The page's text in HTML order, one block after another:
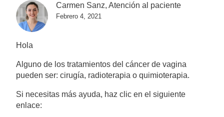
Carmen Sanz, Atención al paciente
Febrero 4, 2021
Hola
Alguno de los tratamientos del cáncer de vagina
pueden ser: cirugía, radioterapia o quimioterapia.
Si necesitas más ayuda, haz clic en el siguiente
enlace: